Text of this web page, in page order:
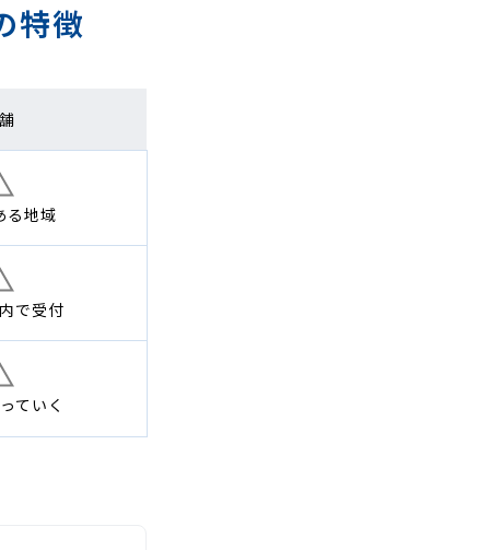
特徴
る地域
で受付
ていく